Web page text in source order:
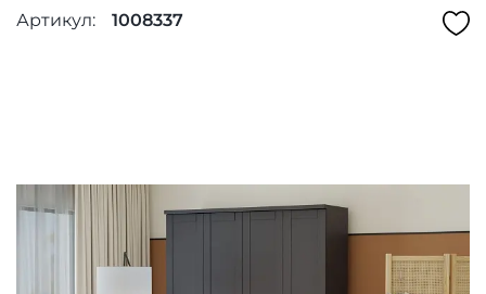
Артикул: 1008337